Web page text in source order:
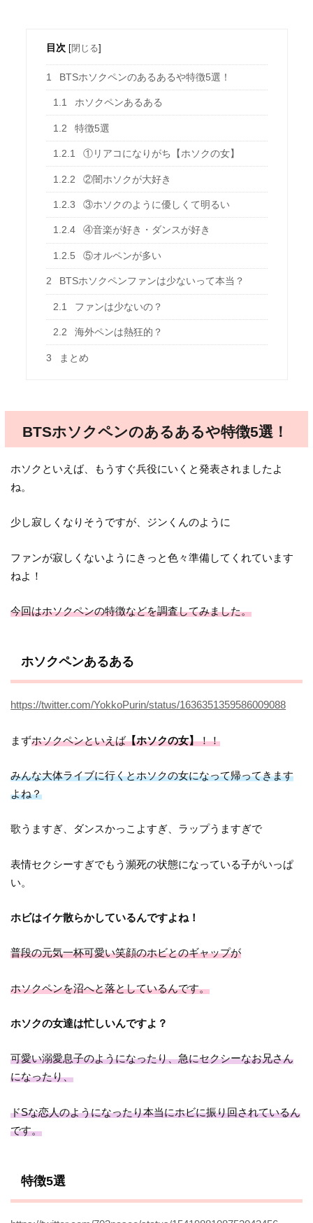
目次 [閉じる]
1 BTSホソクペンのあるあるや特徴5選！
1.1 ホソクペンあるある
1.2 特徴5選
1.2.1 ①リアコになりがち【ホソクの女】
1.2.2 ②闇ホソクが大好き
1.2.3 ③ホソクのように優しくて明るい
1.2.4 ④音楽が好き・ダンスが好き
1.2.5 ⑤オルペンが多い
2 BTSホソクペンファンは少ないって本当？
2.1 ファンは少ないの？
2.2 海外ペンは熱狂的？
3 まとめ
BTSホソクペンのあるあるや特徴5選！
ホソクといえば、もうすぐ兵役にいくと発表されましたよ
ね。
少し寂しくなりそうですが、ジンくんのように
ファンが寂しくないようにきっと色々準備してくれています
ねよ！
今回はホソクペンの特徴などを調査してみました。
ホソクペンあるある
https://twitter.com/YokkoPurin/status/1636351359586009088
まずホソクペンといえば【ホソクの女】！！
みんな大体ライブに行くとホソクの女になって帰ってきます
よね？
歌うますぎ、ダンスかっこよすぎ、ラップうますぎで
表情セクシーすぎでもう瀕死の状態になっている子がいっぱ
い。
ホビはイケ散らかしているんですよね！
普段の元気一杯可愛い笑顔のホビとのギャップが
ホソクペンを沼へと落としているんです。
ホソクの女達は忙しいんですよ？
可愛い溺愛息子のようになったり、急にセクシーなお兄さん
になったり、
ドSな恋人のようになったり本当にホビに振り回されているん
です。
特徴5選